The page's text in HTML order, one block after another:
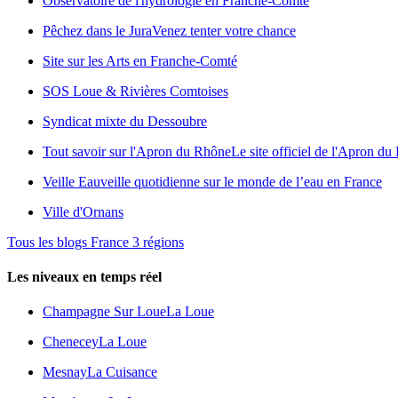
Pêchez dans le JuraVenez tenter votre chance
Site sur les Arts en Franche-Comté
SOS Loue & Rivières Comtoises
Syndicat mixte du Dessoubre
Tout savoir sur l'Apron du RhôneLe site officiel de l'Apron du
Veille Eauveille quotidienne sur le monde de l’eau en France
Ville d'Ornans
Tous les blogs France 3 régions
Les niveaux en temps réel
Champagne Sur LoueLa Loue
CheneceyLa Loue
MesnayLa Cuisance